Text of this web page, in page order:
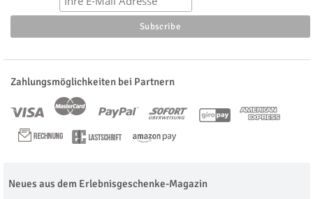
Zahlungsmöglichkeiten bei Partnern
Neues aus dem Erlebnisgeschenke-Magazin